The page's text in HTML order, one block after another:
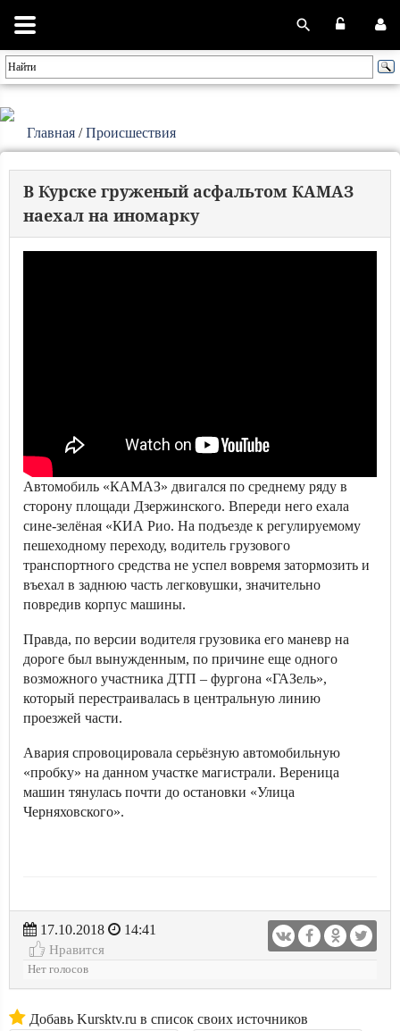
Главная /Происшествия
В Курске груженый асфальтом КАМАЗ
наехал на иномарку
Автомобиль «КАМАЗ» двигался по среднему ряду в
сторону площади Дзержинского. Впереди него ехала
сине-зелёная «КИА Рио. На подъезде к регулируемому
пешеходному переходу, водитель грузового
транспортного средства не успел вовремя затормозить и
въехал в заднюю часть легковушки, значительно
повредив корпус машины.
Правда, по версии водителя грузовика его маневр на
дороге был вынужденным, по причине еще одного
возможного участника ДТП – фургона «ГАЗель»,
который перестраивалась в центральную линию
проезжей части.
Авария спровоцировала серьёзную автомобильную
«пробку» на данном участке магистрали. Вереница
машин тянулась почти до остановки «Улица
Черняховского».
17.10.2018
14:41
Нравится
Нет голосов
Добавь Kursktv.ru в список своих источников